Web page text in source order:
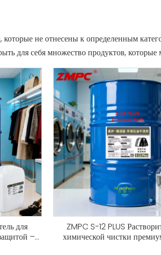
которые не отнесены к определенным
для себя множество продуктов, которые
для
–
ZMPC S-12 PLUS
химической чистки